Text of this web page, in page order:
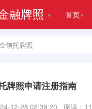
融牌照 首页
信托牌照
牌照申请注册指南
12-28 02:39:20 阅读：